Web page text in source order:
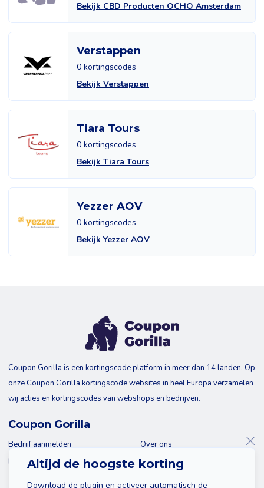
Bekijk CBD Producten OCHO Amsterdam
Verstappen
0 kortingscodes
Bekijk Verstappen
Tiara Tours
0 kortingscodes
Bekijk Tiara Tours
Yezzer AOV
0 kortingscodes
Bekijk Yezzer AOV
Altijd de hoogste korting
Download de plugin en activeer automatisch de
Coupon Gorilla is een kortingscode platform in meer dan 14 landen. Op
onze Coupon Gorilla kortingscode websites in heel Europa verzamelen
wij acties en kortingscodes van webshops en bedrijven.
Coupon Gorilla
Bedrijf aanmelden
Blog
Over ons
Contact